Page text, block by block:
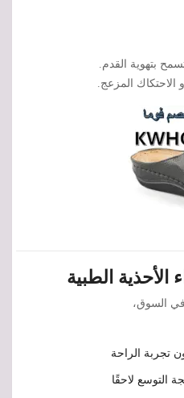
بتهوية القدم.
المزعج.
الطبية
في السوق،
تجربة الراحة
التوسع لاحقًا